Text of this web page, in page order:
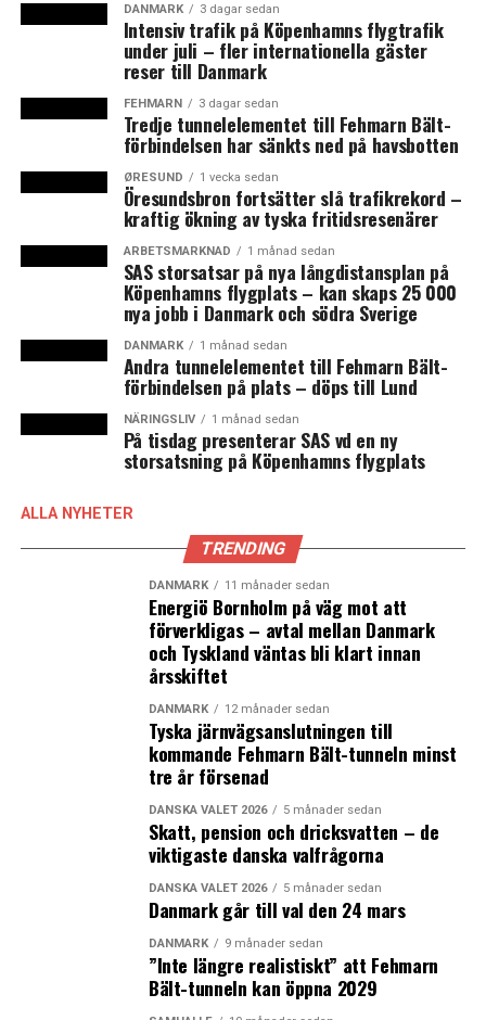
Under åren 2007-2014 var hon partiledare för Radikale
Venstre. Hon blir en av nio kvinnor av de 28
ledamöterna i EU-kommissionen. Förordnandet löper på
fem år. (News Øresund)
Läs mer: Ny dansk partiledare när minister får
toppost i Bryssel
Prispress slår mot SAS
Dyrare frisörpriser för kvinnor avgörs i domstol
DANMARK 3 dagar sedan
Intensiv trafik på Köpenhamns flygtrafik
under juli – fler internationella gäster
reser till Danmark
FEHMARN 3 dagar sedan
Tredje tunnelelementet till Fehmarn Bält-
förbindelsen har sänkts ned på havsbotten
ØRESUND 1 vecka sedan
Öresundsbron fortsätter slå trafikrekord –
kraftig ökning av tyska fritidsresenärer
ARBETSMARKNAD 1 månad sedan
SAS storsatsar på nya långdistansplan på
Köpenhamns flygplats – kan skaps 25 000
nya jobb i Danmark och södra Sverige
DANMARK 1 månad sedan
Andra tunnelelementet till Fehmarn Bält-
förbindelsen på plats – döps till Lund
NÄRINGSLIV 1 månad sedan
På tisdag presenterar SAS vd en ny
storsatsning på Köpenhamns flygplats
ALLA NYHETER
TRENDING
DANMARK 11 månader sedan
Energiö Bornholm på väg mot att
förverkligas – avtal mellan Danmark
och Tyskland väntas bli klart innan
årsskiftet
DANMARK 12 månader sedan
Tyska järnvägsanslutningen till
kommande Fehmarn Bält-tunneln minst
tre år försenad
DANSKA VALET 2026 5 månader sedan
Skatt, pension och dricksvatten – de
viktigaste danska valfrågorna
DANSKA VALET 2026 5 månader sedan
Danmark går till val den 24 mars
DANMARK 9 månader sedan
”Inte längre realistiskt” att Fehmarn
Bält-tunneln kan öppna 2029